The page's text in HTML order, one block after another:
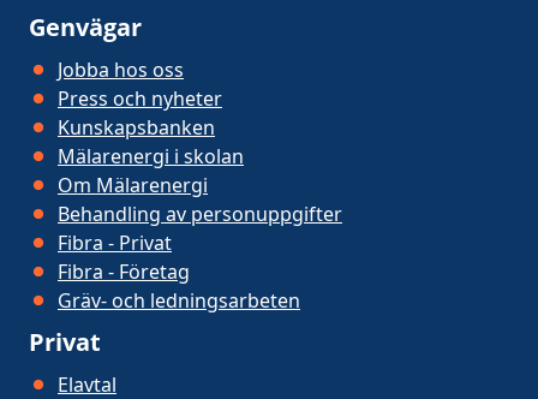
Genvägar
Jobba hos oss
Press och nyheter
Kunskapsbanken
Mälarenergi i skolan
Om Mälarenergi
Behandling av personuppgifter
Fibra - Privat
Fibra - Företag
Gräv- och ledningsarbeten
Privat
Elavtal